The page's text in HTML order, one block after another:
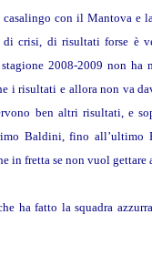
con il Mantova e
di crisi, di risultati forse è
2008-2009 non
i risultati e allora non va
ben altri risultati, e
Baldini, fino all’ultimo
in fretta se non vuol gettare
ha fatto la squadra